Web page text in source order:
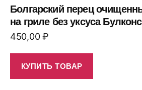
Болгарский перец
на гриле без уксуса
450,00₽
КУПИТЬ ТОВАР